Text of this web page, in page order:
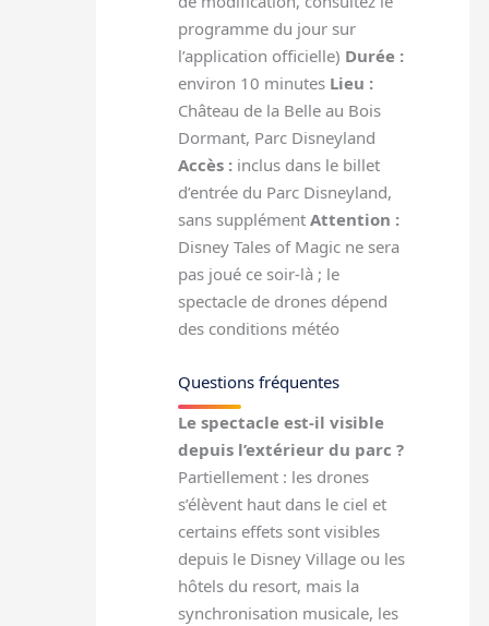
programme du jour sur
l’application officielle) Durée :
environ 10 minutes Lieu :
Château de la Belle au Bois
Dormant, Parc Disneyland
Accès : inclus dans le billet
d’entrée du Parc Disneyland,
sans supplémentAttention :
Disney Tales of Magic ne sera
pas joué ce soir-là ; le
spectacle de drones dépend
des conditions météo
Questions fréquentes
Le spectacle est-il visible
depuis l’extérieur du parc ?
Partiellement : les drones
s’élèvent haut dans le ciel et
certains effets sont visibles
depuis le Disney Village ou les
hôtels du resort, mais la
synchronisation musicale, les